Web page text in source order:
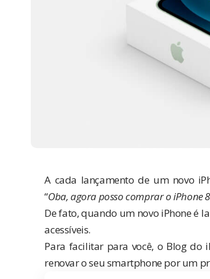
A cada lançamento de um novo
“Oba, agora posso comprar o iPhone 8
De fato, quando um novo iPhone é
acessíveis.
Para facilitar para você, o Blog do
renovar o seu smartphone por um